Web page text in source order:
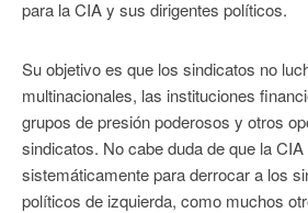
para la CIA y sus dirigentes políticos.
Su objetivo es que los sindicatos no
multinacionales, las instituciones
grupos de presión poderosos y otros
sindicatos. No cabe duda de que la
sistemáticamente para derrocar a los
políticos de izquierda, como muchos